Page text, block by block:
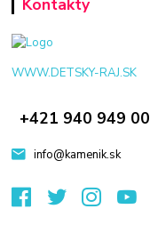
Kontakty
WWW.DETSKY-RAJ.SK
+421 940 949
info@kamenik.sk